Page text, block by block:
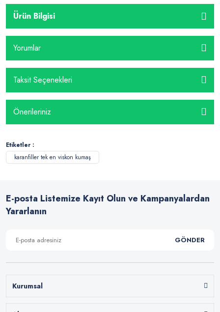
Ürün Bilgisi
Yorumlar
Taksit Seçenekleri
Önerileriniz
Etiketler :
karanfiller tek en viskon kumaş
E-posta Listemize Kayıt Olun ve Kampanyalardan
Yararlanın
GÖNDER
Kurumsal